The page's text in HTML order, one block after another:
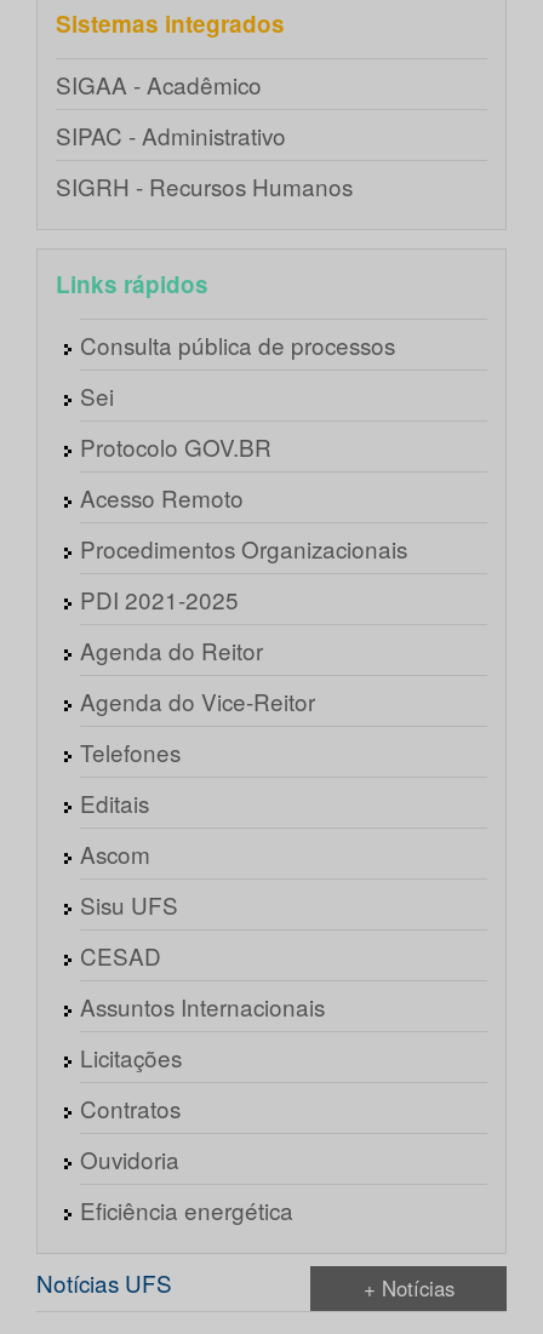
Sistemas integrados
SIGAA - Acadêmico
SIPAC - Administrativo
SIGRH - Recursos Humanos
Links rápidos
Consulta pública de processos
Sei
Protocolo GOV.BR
Acesso Remoto
Procedimentos Organizacionais
PDI 2021-2025
Agenda do Reitor
Agenda do Vice-Reitor
Telefones
Editais
Ascom
Sisu UFS
CESAD
Assuntos Internacionais
Licitações
Contratos
Ouvidoria
Eficiência energética
Notícias UFS + Notícias